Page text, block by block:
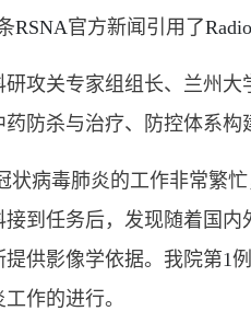
RSNA官方新闻引用了
研攻关专家组组长、兰州
防杀与治疗、防控体系构
状病毒肺炎的工作非常繁
到任务后，发现随着国
供影像学依据。我院第1
作的进行。